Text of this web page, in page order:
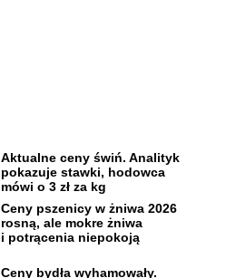
Aktualne ceny świń. Analityk
pokazuje stawki, hodowca
mówi o 3 zł za kg
Ceny pszenicy w żniwa 2026
rosną, ale mokre żniwa
i potrącenia niepokoją
Ceny bydła wyhamowały.